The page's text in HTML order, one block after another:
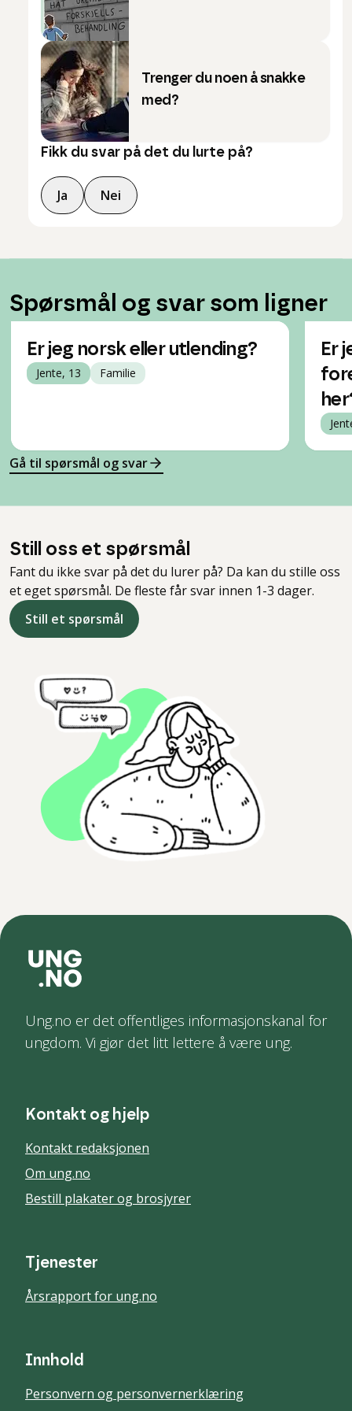
Trenger du noen å snakke
med?
Fikk du svar på det du lurte på?
Ja Nei
Spørsmål og svar som ligner
Er jeg norsk eller utlending?
Jente, 13 Familie
Er
Gå til spørsmål og svar
Still oss et spørsmål
Fant du ikke svar på det du lurer på? Da kan du stille oss
et eget spørsmål. De fleste får svar innen 1-3 dager.
Still et spørsmål
Ung.no er det offentliges informasjonskanal for
ungdom. Vi gjør det litt lettere å være ung.
Kontakt og hjelp
Kontakt redaksjonen
Om ung.no
Bestill plakater og brosjyrer
Tjenester
Årsrapport for ung.no
Innhold
Personvern og personvernerklæring